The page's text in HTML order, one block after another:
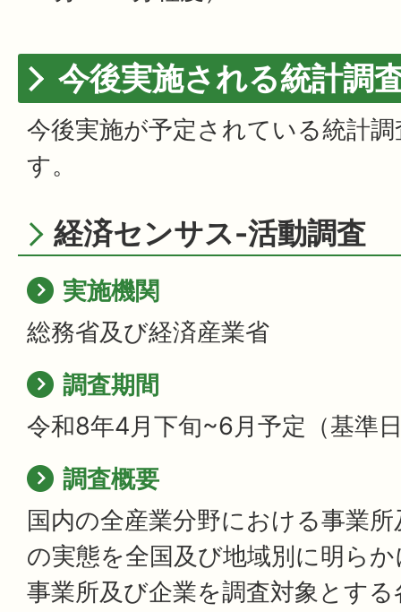
今後実施される統計調
今後実施が予定されている統計
す。
経済センサス-活動調査
実施機関
総務省及び経済産業省
調査期間
令和8年4月下旬~6月予定（基準
調査概要
国内の全産業分野における事業
の実態を全国及び地域別に明ら
事業所及び企業を調査対象とす